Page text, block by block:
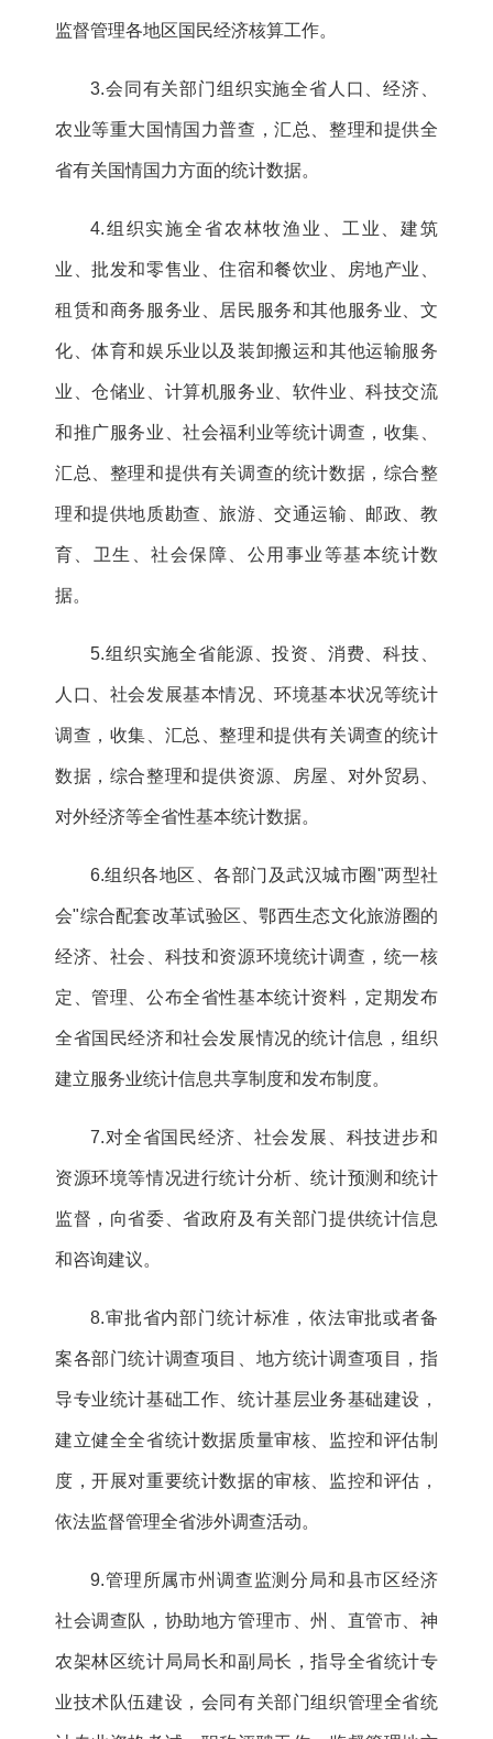
监督管理各地区国民经济核算工作。
3.会同有关部门组织实施全省人口、经济、
农业等重大国情国力普查，汇总、整理和提供全
省有关国情国力方面的统计数据。
4.组织实施全省农林牧渔业、工业、建筑
业、批发和零售业、住宿和餐饮业、房地产业、
租赁和商务服务业、居民服务和其他服务业、文
化、体育和娱乐业以及装卸搬运和其他运输服务
业、仓储业、计算机服务业、软件业、科技交流
和推广服务业、社会福利业等统计调查，收集、
汇总、整理和提供有关调查的统计数据，综合整
理和提供地质勘查、旅游、交通运输、邮政、教
育、卫生、社会保障、公用事业等基本统计数
据。
5.组织实施全省能源、投资、消费、科技、
人口、社会发展基本情况、环境基本状况等统计
调查，收集、汇总、整理和提供有关调查的统计
数据，综合整理和提供资源、房屋、对外贸易、
对外经济等全省性基本统计数据。
6.组织各地区、各部门及武汉城市圈"两型社
会"综合配套改革试验区、鄂西生态文化旅游圈的
经济、社会、科技和资源环境统计调查，统一核
定、管理、公布全省性基本统计资料，定期发布
全省国民经济和社会发展情况的统计信息，组织
建立服务业统计信息共享制度和发布制度。
7.对全省国民经济、社会发展、科技进步和
资源环境等情况进行统计分析、统计预测和统计
监督，向省委、省政府及有关部门提供统计信息
和咨询建议。
8.审批省内部门统计标准，依法审批或者备
案各部门统计调查项目、地方统计调查项目，指
导专业统计基础工作、统计基层业务基础建设，
建立健全全省统计数据质量审核、监控和评估制
度，开展对重要统计数据的审核、监控和评估，
依法监督管理全省涉外调查活动。
9.管理所属市州调查监测分局和县市区经济
社会调查队，协助地方管理市、州、直管市、神
农架林区统计局局长和副局长，指导全省统计专
业技术队伍建设，会同有关部门组织管理全省统